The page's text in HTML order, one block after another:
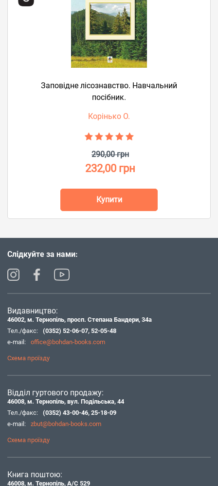
Заповідне лісознавство. Навчальний
посібник.
Корінько О.
290,00 грн
232,00 грн
Купити
Слідкуйте за нами:
Видавництво:
46002, м. Тернопіль, просп. Степана Бандери, 34а
Тел./факс:
(0352) 52-06-07, 52-05-48
e-mail:
office@bohdan-books.com
Схема проїзду
Відділ гуртового продажу:
46008, м. Тернопіль, вул. Подільська, 44
Тел./факс:
(0352) 43-00-46, 25-18-09
e-mail:
zbut@bohdan-books.com
Схема проїзду
Книга поштою:
46008, м. Тернопіль, А/С 529